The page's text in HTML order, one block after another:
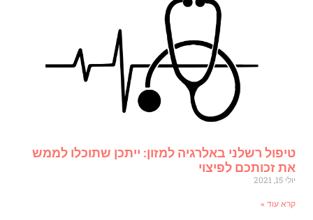
רשלני באלרגיה למזון: ייתכן שתוכלו לממש
זכותכם לפיצוי
עוד »